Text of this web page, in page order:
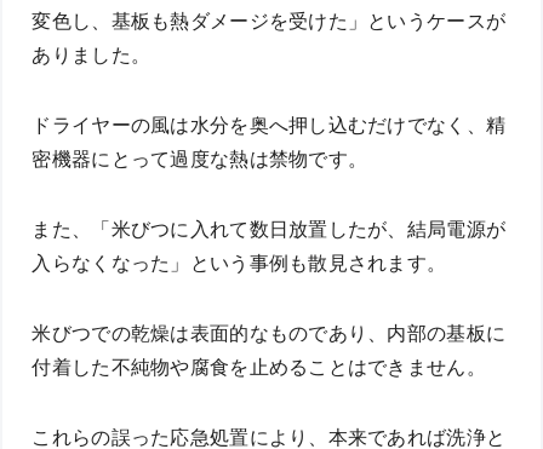
変色し、基板も熱ダメージを受けた」というケースが
ありました。
ドライヤーの風は水分を奥へ押し込むだけでなく、精
密機器にとって過度な熱は禁物です。
また、「米びつに入れて数日放置したが、結局電源が
入らなくなった」という事例も散見されます。
米びつでの乾燥は表面的なものであり、内部の基板に
付着した不純物や腐食を止めることはできません。
これらの誤った応急処置により、本来であれば洗浄と